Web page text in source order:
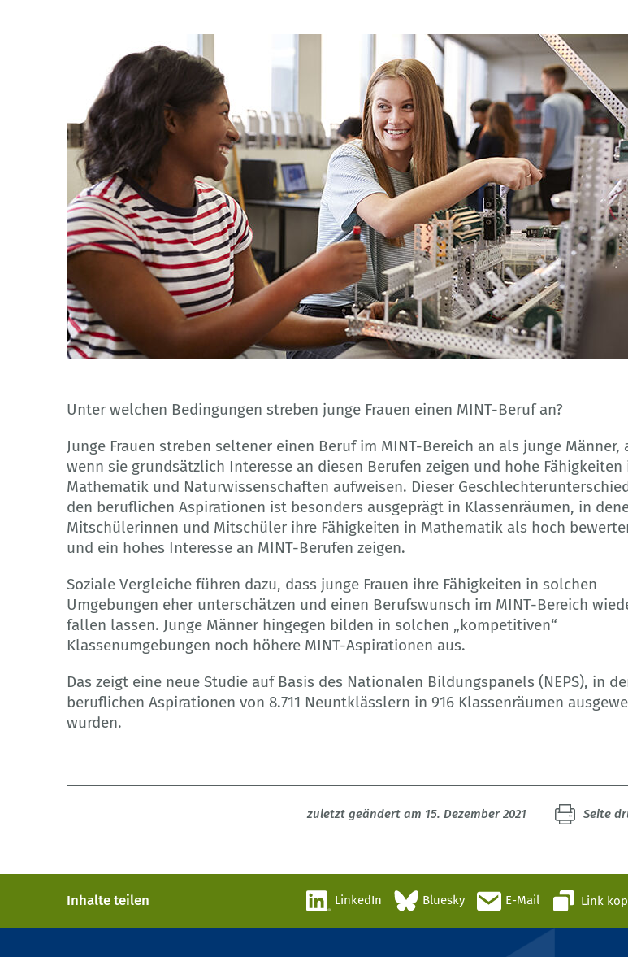
Unter welchen Bedingungen streben junge Frauen einen MINT-Beruf an?
Junge Frauen streben seltener einen Beruf im MINT-Bereich an als junge Männer,
wenn sie grundsätzlich Interesse an diesen Berufen zeigen und hohe Fähigkeiten
Mathematik und Naturwissenschaften aufweisen. Dieser
den beruflichen Aspirationen ist besonders ausgeprägt in Klassenräumen, in
Mitschülerinnen und Mitschüler ihre Fähigkeiten in Mathematik als hoch
und ein hohes Interesse an MINT-Berufen zeigen.
Soziale Vergleiche führen dazu, dass junge Frauen ihre Fähigkeiten in solchen
Umgebungen eher unterschätzen und einen Berufswunsch im MINT-Bereich
fallen lassen. Junge Männer hingegen bilden in solchen „kompetitiven“
Klassenumgebungen noch höhere MINT-Aspirationen aus.
Das zeigt eine neue Studie auf Basis des Nationalen Bildungspanels (NEPS), in
beruflichen Aspirationen von 8.711 Neuntklässlern in 916 Klassenräumen
wurden.
zuletzt geändert am 15. Dezember 2021 Seite
Inhalte teilen LinkedIn Bluesky E-Mail Link